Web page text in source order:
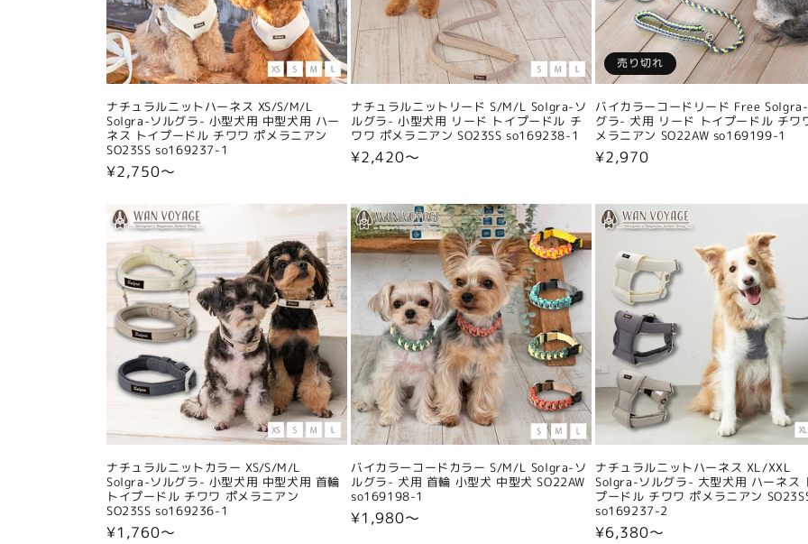
ナチュラルニットハーネス XS/S/M/L
Solgra-ソルグラ- 小型犬用 中型犬用 ハー
ネス トイプードル チワワ ポメラニアン
SO23SS so169237-1
通
価
格
¥2,750〜
ナチュラルニットリード S/M/L Solgra-ソ
ルグラ- 小型犬用 リード トイプードル チ
ワワ ポメラニアン SO23SS so169238-1
通
格
¥2,420〜
売り切れ
バイカラーコードリード Free
グラ- 犬用 リード トイプードル チワ
メラニアン SO22AW so169199-1
通
格
¥2,970
ナチュラルニットカラー XS/S/M/L
Solgra-ソルグラ- 小型犬用 中型犬用 首輪
トイプードル チワワ ポメラニアン
SO23SS so169236-1
通
¥1,760〜
バイカラーコードカラー S/M/L Solgra-ソ
ルグラ- 犬用 首輪 小型犬 中型犬 SO22AW
so169198-1
通
¥1,980〜
ナチュラルニットハーネス XL/XXL
Solgra-ソルグラ- 大型犬用 ハーネス
プードル チワワ ポメラニアン
so169237-2
通
¥6,380〜